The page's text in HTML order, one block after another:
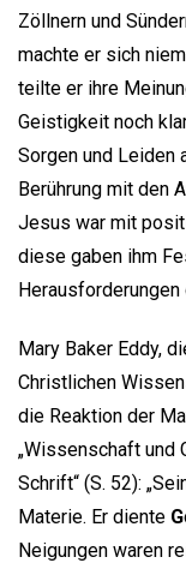
Zöllnern und
machte er sich
teilte er ihre
Geistigkeit noch
Sorgen und Leiden
Berührung mit den
Jesus war mit
diese gaben ihm
Herausforderungen
Mary Baker Eddy,
Christlichen
die Reaktion der
„Wissenschaft und
Schrift“ (S. 52):
Materie. Er diente G
Neigungen waren